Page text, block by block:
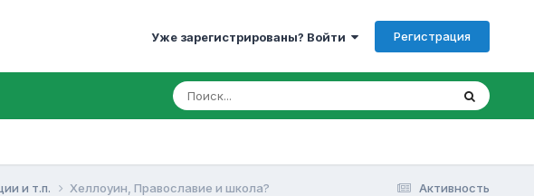
Уже зарегистрированы? Войти Регистрация
Активность
и т.п. Хеллоуин, Православие и школа?